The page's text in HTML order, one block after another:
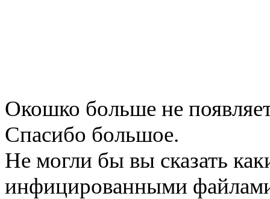
Окошко больше не
Спасибо большое.
Не могли бы вы сказать
инфицированными